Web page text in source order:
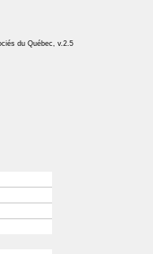
du Québec, v.2.5